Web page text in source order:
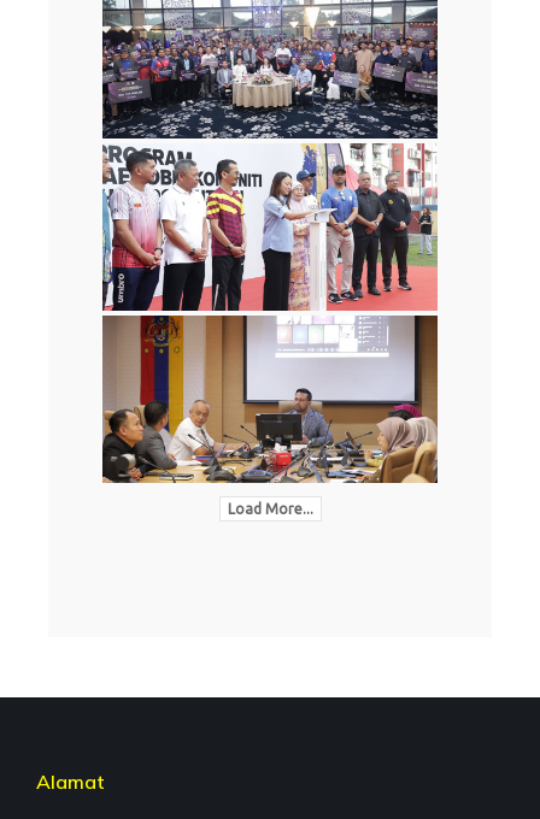
Load More...
Alamat